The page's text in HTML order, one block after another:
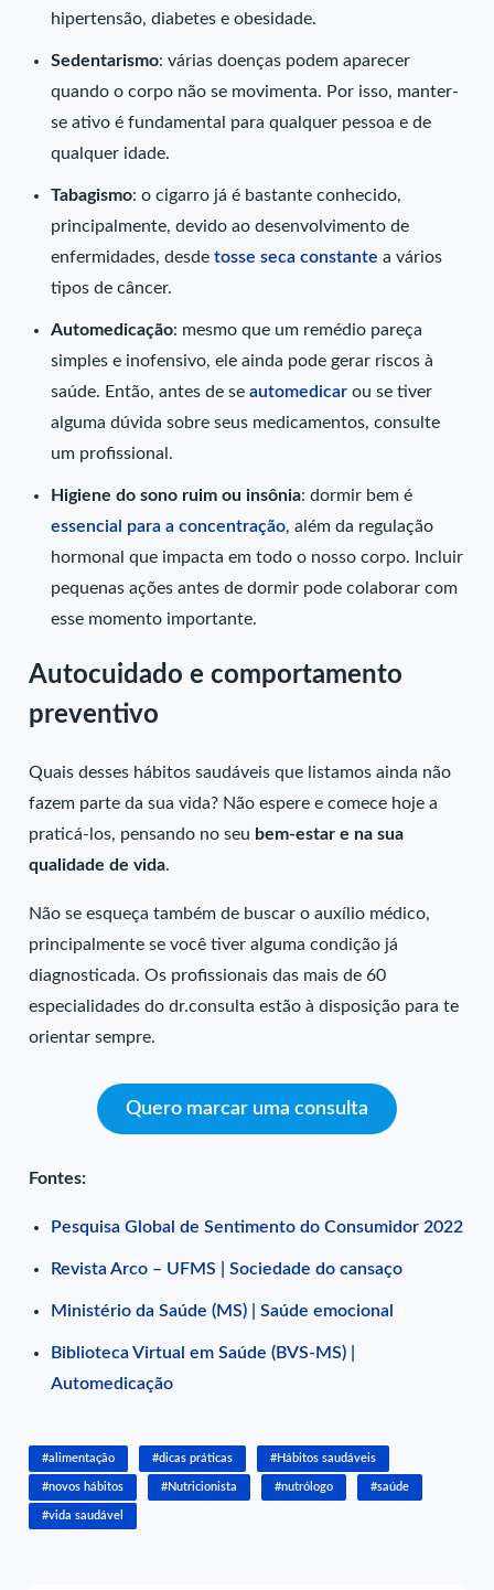
hipertensão, diabetes e obesidade.
Sedentarismo: várias doenças podem aparecer
quando o corpo não se movimenta. Por isso, manter-
se ativo é fundamental para qualquer pessoa e de
qualquer idade.
Tabagismo: o cigarro já é bastante conhecido,
principalmente, devido ao desenvolvimento de
enfermidades, desdetosse seca constante a vários
tipos de câncer.
Automedicação: mesmo que um remédio pareça
simples e inofensivo, ele ainda pode gerar riscos à
saúde. Então, antes de seautomedicar ou se tiver
alguma dúvida sobre seus medicamentos, consulte
um profissional.
Higiene do sono ruim ou insônia: dormir bem é
essencial para a concentração, além da regulação
hormonal que impacta em todo o nosso corpo. Incluir
pequenas ações antes de dormir pode colaborar com
esse momento importante.
Autocuidado e comportamento
preventivo
Quais desses hábitos saudáveis que listamos ainda não
fazem parte da sua vida? Não espere e comece hoje a
praticá-los, pensando no seu bem-estar e na sua
qualidade de vida.
Não se esqueça também de buscar o auxílio médico,
principalmente se você tiver alguma condição já
diagnosticada. Os profissionais das mais de 60
especialidades do dr.consulta estão à disposição para te
orientar sempre.
Quero marcar uma consulta
Fontes:
Pesquisa Global de Sentimento do Consumidor 2022
Revista Arco – UFMS | Sociedade do cansaço
Ministério da Saúde (MS) | Saúde emocional
Biblioteca Virtual em Saúde (BVS-MS) |
Automedicação
#alimentação #dicas práticas #Hábitos saudáveis
#novos hábitos #Nutricionista #nutrólogo #saúde
#vida saudável